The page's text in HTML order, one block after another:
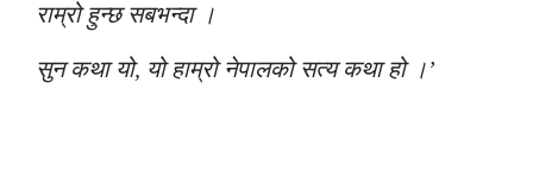
राम्रो हुन्छ सबभन्दा ।
सुन कथा यो, यो हाम्रो नेपालको सत्य कथा हो ।’